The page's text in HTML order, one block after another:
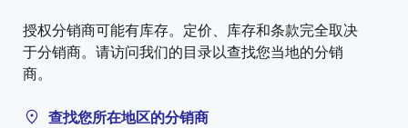
授权分销商可能有库存。定价、库存和条款完全取决
于分销商。请访问我们的目录以查找您当地的分销
商。
查找您所在地区的分销商